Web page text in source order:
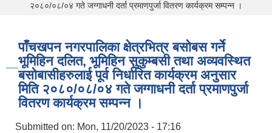
२०८०/०८/०४ गते जग्गाधनी दर्ता प्रमाणपुर्जा वितरण कार्यक्रम सम्पन्न ।
पाँचखपन नगरपालिका क्षेत्रभित्र बसोबस गर्ने
भूमिहिन दलित, भूमिहिन सुकुम्बसी तथा अव्यवस्थित
बसोबासीहरुलाई पूर्व निर्धारित कार्यक्रम अनुसार
मिति २०८०/०८/०४ गते जग्गाधनी दर्ता प्रमाणपुर्जा
वितरण कार्यक्रम सम्पन्न ।
Submitted on: Mon, 11/20/2023 - 17:16